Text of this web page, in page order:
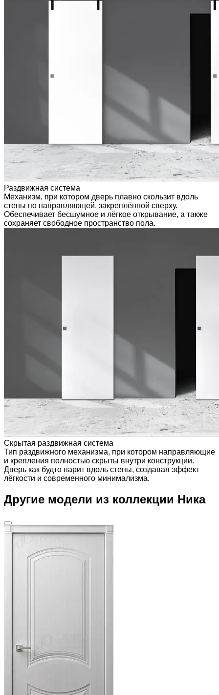
Раздвижная система
Механизм, при котором дверь плавно скользит вдоль
стены по направляющей, закреплённой сверху.
Обеспечивает бесшумное и лёгкое открывание, а также
сохраняет свободное пространство пола.
Скрытая раздвижная система
Тип раздвижного механизма, при котором направляющие
и крепления полностью скрыты внутри конструкции.
Дверь как будто парит вдоль стены, создавая эффект
лёгкости и современного минимализма.
Другие модели из коллекции Ника